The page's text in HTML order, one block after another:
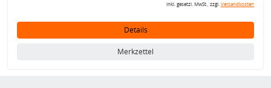
inkl. gesetzl. MwSt., zzgl.Versandkosten
Details
Merkzettel